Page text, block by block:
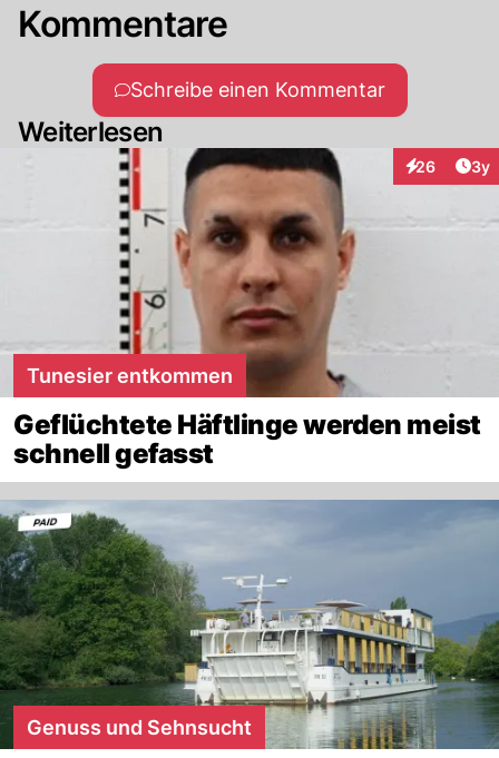
Kommentare
Schreibe einen Kommentar
Weiterlesen
26
Interaktionen
3y
Tunesier entkommen
Geflüchtete Häftlinge werden meist
schnell gefasst
Genuss und Sehnsucht